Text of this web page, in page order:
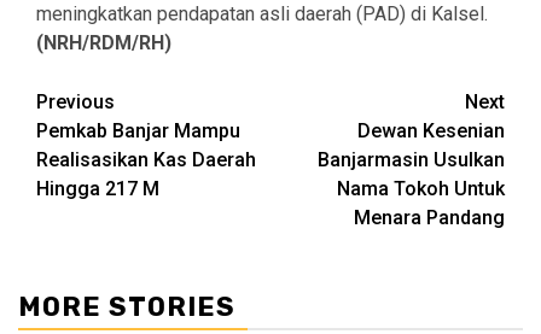
meningkatkan pendapatan asli daerah (PAD) di Kalsel.
(NRH/RDM/RH)
Continue
Reading
Previous
Pemkab Banjar Mampu
Realisasikan Kas Daerah
Hingga 217 M
Next
Dewan Kesenian
Banjarmasin Usulkan
Nama Tokoh Untuk
Menara Pandang
MORE STORIES